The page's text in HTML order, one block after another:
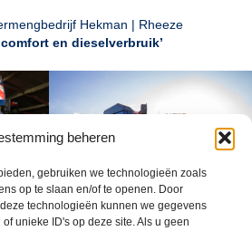
beheren
gebruiken we technologieën zoals
op te slaan en/of te openen. Door
technologieën kunnen we gegevens
unieke ID's op deze site. Als u geen
Hekman | Rheeze
en dieselverbruik’